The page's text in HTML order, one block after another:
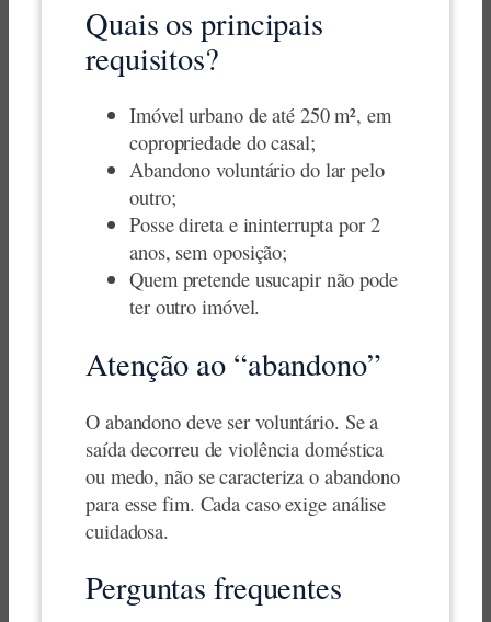
Quais os principais
requisitos?
Imóvel urbano de até 250 m², em
copropriedade do casal;
Abandono voluntário do lar pelo
outro;
Posse direta e ininterrupta por 2
anos, sem oposição;
Quem pretende usucapir não pode
ter outro imóvel.
Atenção ao “abandono”
O abandono deve ser voluntário. Se a
saída decorreu de violência doméstica
ou medo, não se caracteriza o abandono
para esse fim. Cada caso exige análise
cuidadosa.
Perguntas frequentes